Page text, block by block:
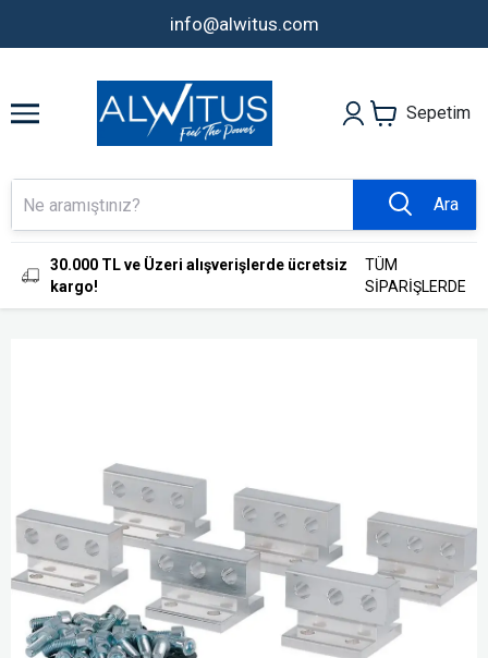
info@alwitus.com
Sepetim
Ara
30.000 TL ve Üzeri alışverişlerde ücretsiz
kargo!
TÜM
SİPARİŞLERDE